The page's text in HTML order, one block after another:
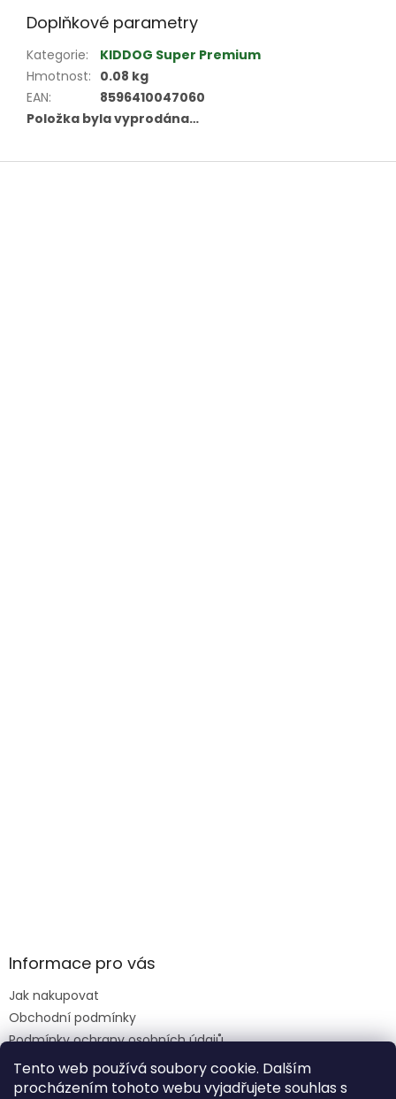
Tento web používá soubory cookie. Dalším
procházením tohoto webu vyjadřujete souhlas s
Doplňkové parametry
Kategorie:
KIDDOG Super Premium
Hmotnost: 0.08 kg
EAN:
8596410047060
Položka byla vyprodána…
Z
Informace pro vás
Jak nakupovat
Obchodní podmínky
Podmínky ochrany osobních údajů
Reklamace formulář